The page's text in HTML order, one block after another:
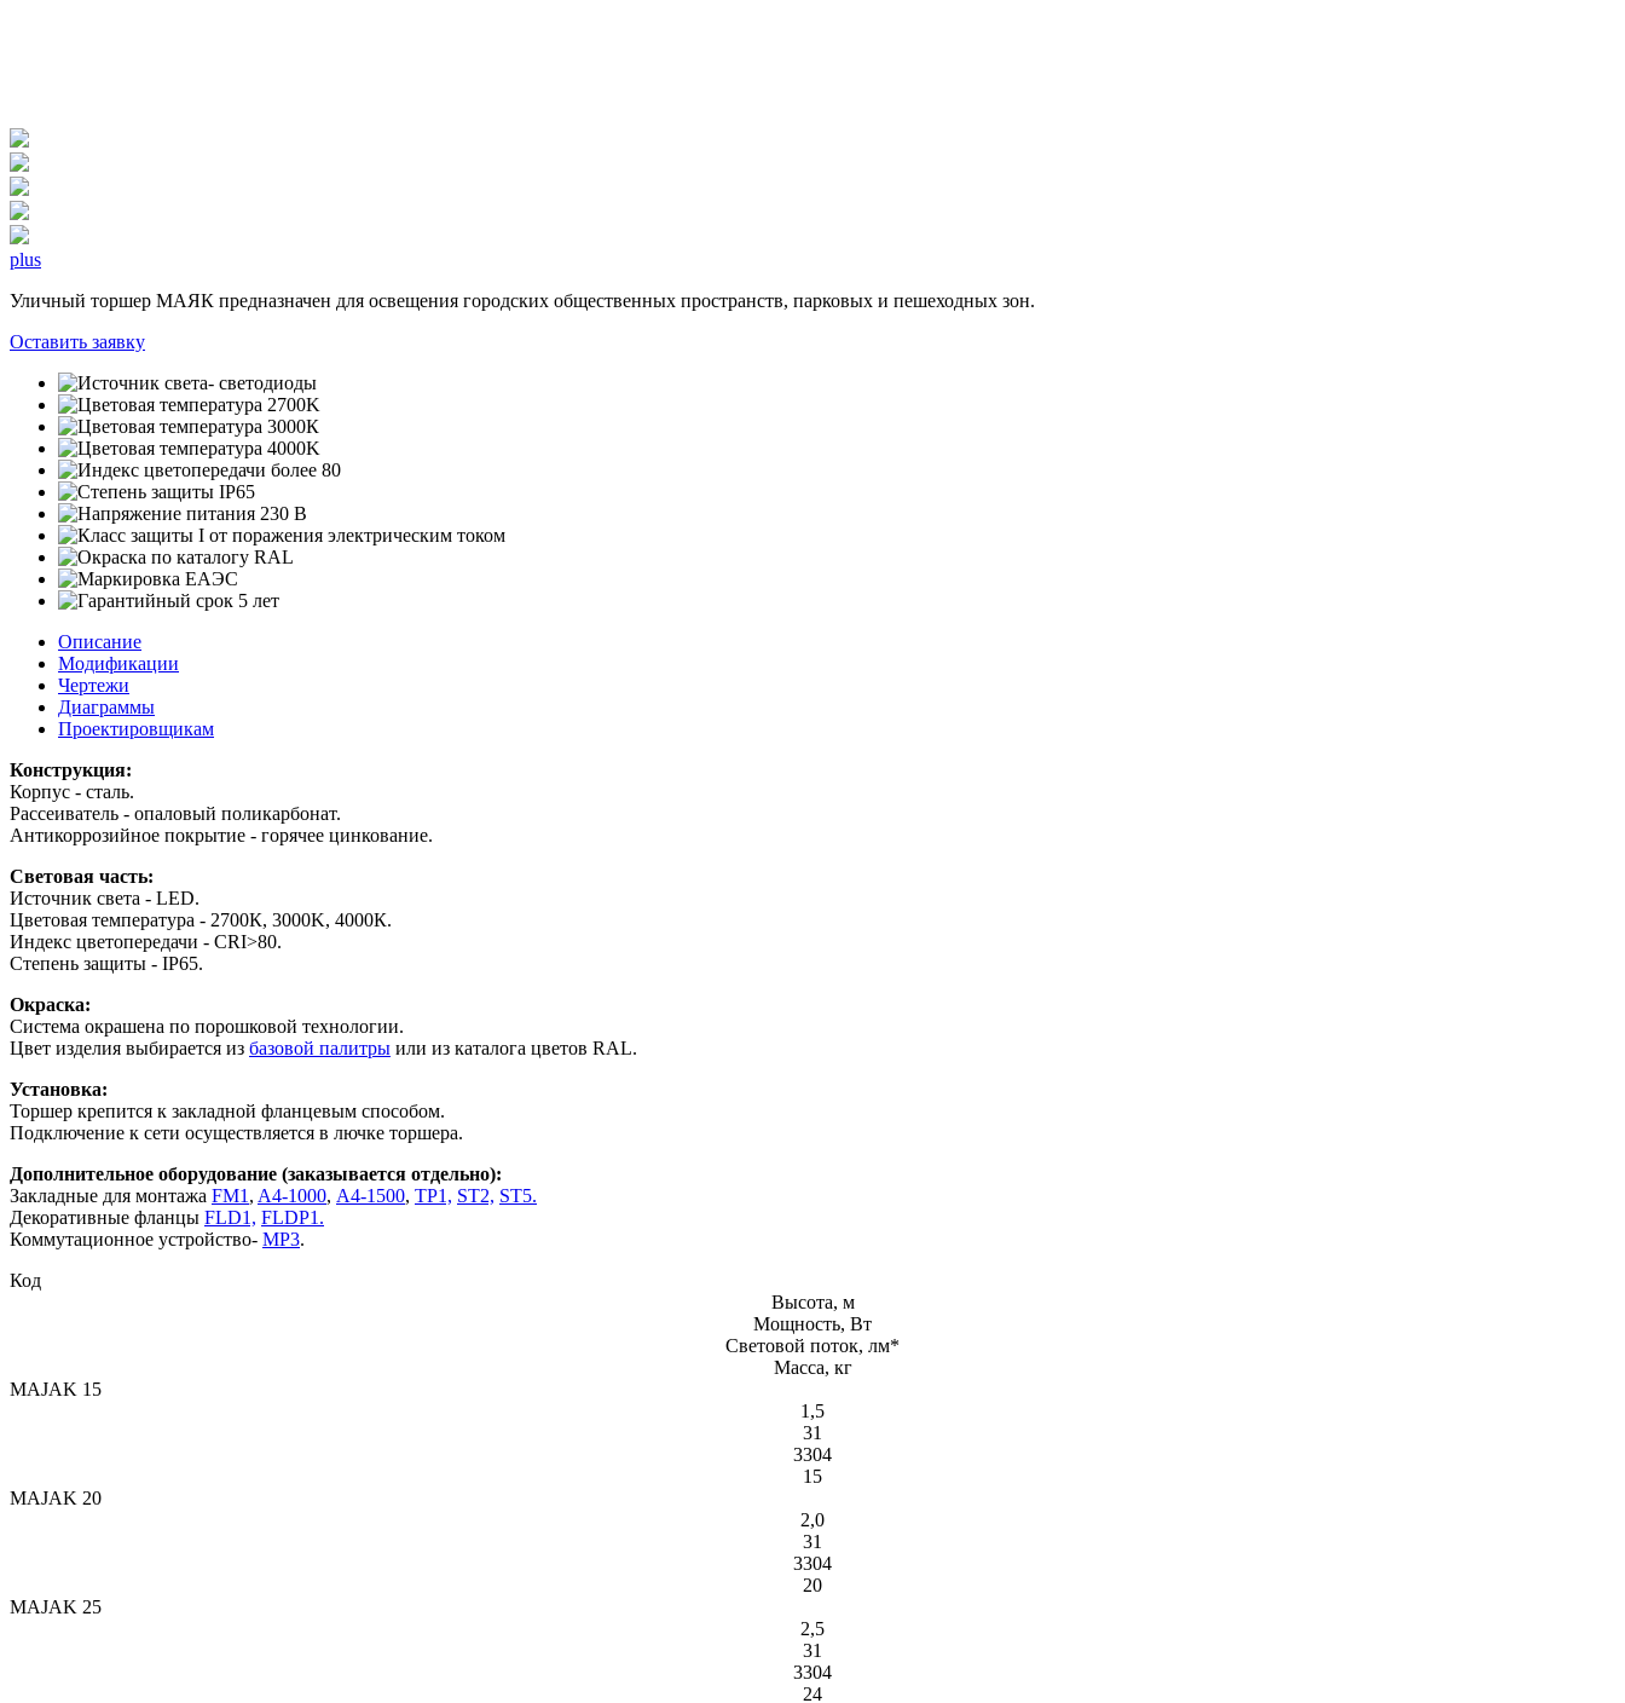
plus
Уличный торшер МАЯК предназначен для освещения городских общественных пространств, парковых и пешеходных зон.
Оставить заявку
Описание
Модификации
Чертежи
Диаграммы
Проектировщикам
Конструкция:
Корпус - сталь.
Рассеиватель - опаловый поликарбонат.
Антикоррозийное покрытие - горячее цинкование.
Световая часть:
Источник света - LED.
Цветовая температура - 2700К, 3000K, 4000К.
Индекс цветопередачи - СRI>80.
Степень защиты - IP65.
Окраска:
Система окрашена по порошковой технологии.
Цвет изделия выбирается из базовой палитры или из каталога цветов RAL.
Установка:
Торшер крепится к закладной фланцевым способом.
Подключение к сети осуществляется в лючке торшера.
Дополнительное оборудование (заказывается отдельно):
Закладные для монтажа FM1 , A4-1000, А4-1500, TP1, ST2, ST5.
Декоративные фланцы FLD1, FLDP1.
Коммутационное устройство- MP3.
Код
Высота, м
Мощность, Вт
Световой поток, лм*
Масса, кг
MAJAK 15
1,5
31
3304
15
MAJAK 20
2,0
31
3304
20
MAJAK 25
2,5
31
3304
24